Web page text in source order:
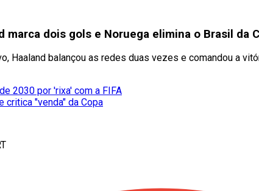
marca dois gols e Noruega elimina o Brasil da
Haaland balançou as redes duas vezes e comandou a
2030 por 'rixa' com a FIFA
critica "venda" da Copa